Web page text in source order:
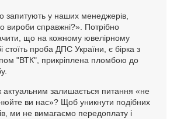
запитують у наших менеджерів,
вироби справжні?». Потрібно
що на кожному ювелірному
стоїть проба ДПС України, є бірка з
"ВТК", прикріплена пломбою до
актуальним залишається питання «не
ви нас»? Щоб уникнути подібних
ми не вимагаємо передоплату і